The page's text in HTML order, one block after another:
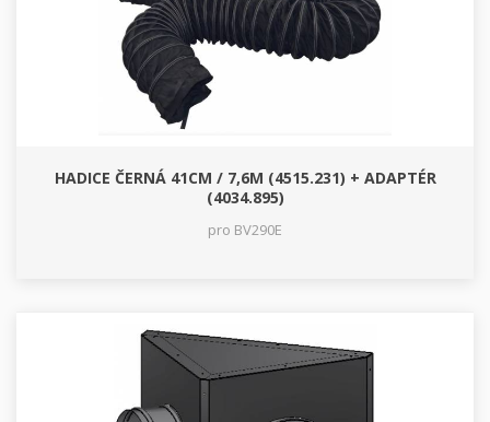
HADICE ČERNÁ 41CM / 7,6M (4515.231) + ADAPTÉR
(4034.895)
pro BV290E